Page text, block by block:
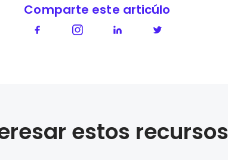
Comparte este articúlo
estos recursos